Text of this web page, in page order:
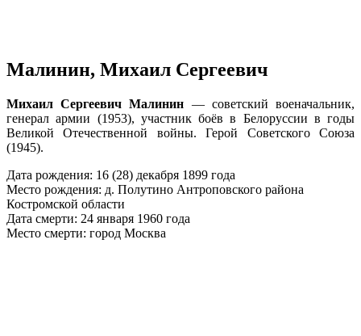
Малинин, Михаил Сергеевич
Михаил Сергеевич Малинин — советский военачальник,
генерал армии (1953), участник боёв в Белоруссии в годы
Великой Отечественной войны. Герой Советского Союза
(1945).
Дата рождения: 16 (28) декабря 1899 года
Место рождения: д. Полутино Антроповского района
Костромской области
Дата смерти: 24 января 1960 года
Место смерти: город Москва